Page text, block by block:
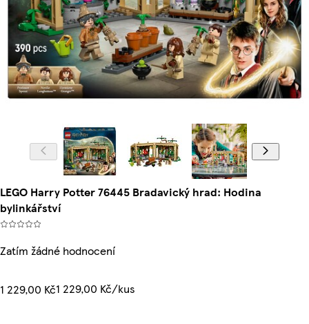
LEGO Harry Potter 76445 Bradavický hrad: Hodina
bylinkářství
Zatím žádné hodnocení
1 229,00 Kč1 229,00 Kč/kus